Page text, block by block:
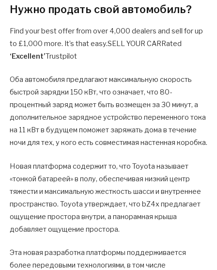
Нужно продать свой автомобиль?
Find your best offer from over 4,000 dealers and sell for up
to £1,000 more. It’s that easy.SELL YOUR CARRated
‘Excellent’Trustpilot
Оба автомобиля предлагают максимальную скорость
быстрой зарядки 150 кВт, что означает, что 80-
процентный заряд может быть возмещен за 30 минут, а
дополнительное зарядное устройство переменного тока
на 11 кВт в будущем поможет заряжать дома в течение
ночи для тех, у кого есть совместимая настенная коробка.
Новая платформа содержит то, что Toyota называет
«тонкой батареей» в полу, обеспечивая низкий центр
тяжести и максимальную жесткость шасси и внутреннее
пространство. Toyota утверждает, что bZ4x предлагает
ощущение простора внутри, а панорамная крыша
добавляет ощущение простора.
Эта новая разработка платформы поддерживается
более передовыми технологиями, в том числе